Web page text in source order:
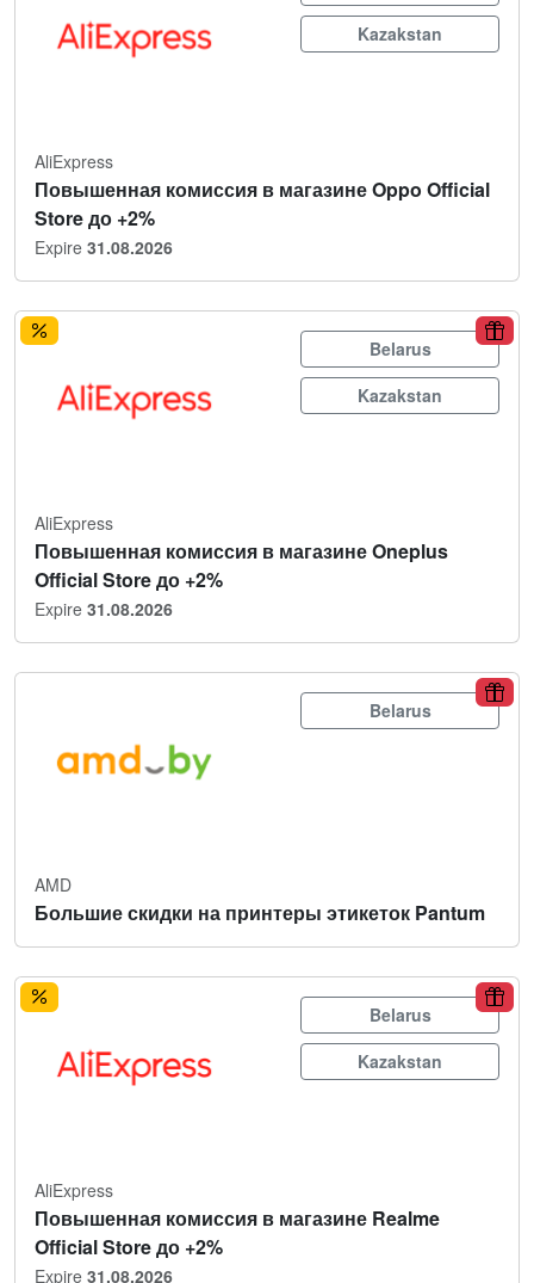
Kazakstan
AliExpress
Повышенная комиссия в магазине Oppo Official
Store до +2%
Expire 31.08.2026
Belarus
Kazakstan
AliExpress
Повышенная комиссия в магазине Oneplus
Official Store до +2%
Expire 31.08.2026
Belarus
AMD
Большие скидки на принтеры этикеток Pantum
Belarus
Kazakstan
AliExpress
Повышенная комиссия в магазине Realme
Official Store до +2%
Expire 31.08.2026